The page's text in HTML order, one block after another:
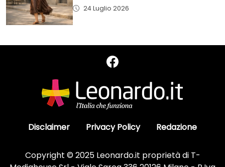
24 Luglio 2026
Disclaimer Privacy Policy Redazione
Copyright © 2025 Leonardo.it proprietà di T-